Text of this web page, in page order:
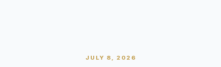
JULY 8, 2026